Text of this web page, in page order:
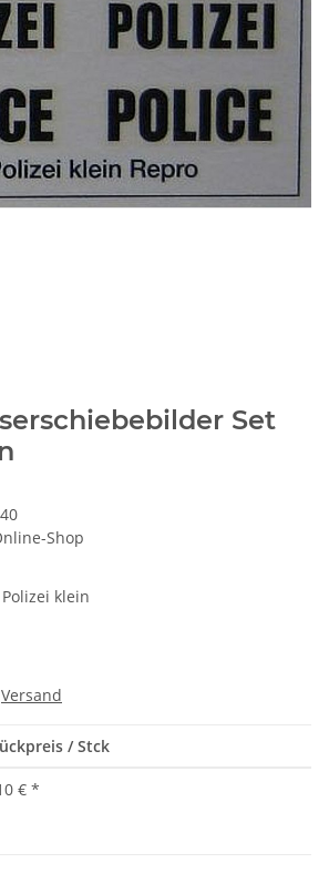
Set
Shop
klein
Versand
/ Stck
€ *